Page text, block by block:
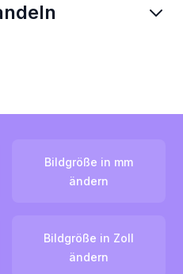
Bildgröße in mm
ändern
Bildgröße in Zoll
ändern